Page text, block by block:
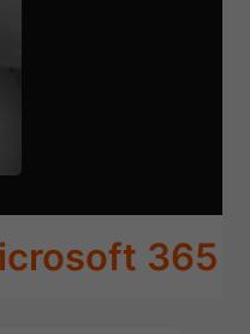
365